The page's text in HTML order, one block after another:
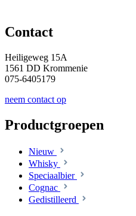
Contact
Heiligeweg 15A
1561 DD Krommenie
075-6405179
neem contact op
Productgroepen
Nieuw
Whisky
Speciaalbier
Cognac
Gedistilleerd